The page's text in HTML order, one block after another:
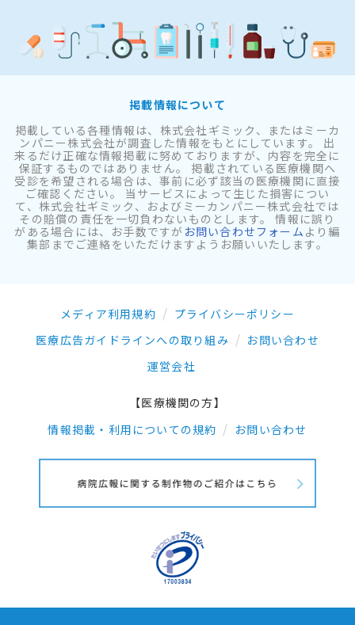
掲載情報について
掲載している各種情報は、株式会社ギミック、またはミーカ
ンパニー株式会社が調査した情報をもとにしています。 出
来るだけ正確な情報掲載に努めておりますが、内容を完全に
保証するものではありません。 掲載されている医療機関へ
受診を希望される場合は、事前に必ず該当の医療機関に直接
ご確認ください。 当サービスによって生じた損害につい
て、株式会社ギミック、およびミーカンパニー株式会社では
その賠償の責任を一切負わないものとします。 情報に誤り
がある場合には、お手数ですが お問い合わせフォーム より編
集部までご連絡をいただけますようお願いいたします。
メディア利用規約
プライバシーポリシー
医療広告ガイドラインへの取り組み
お問い合わせ
運営会社
【医療機関の方】
情報掲載・利用についての規約
お問い合わせ